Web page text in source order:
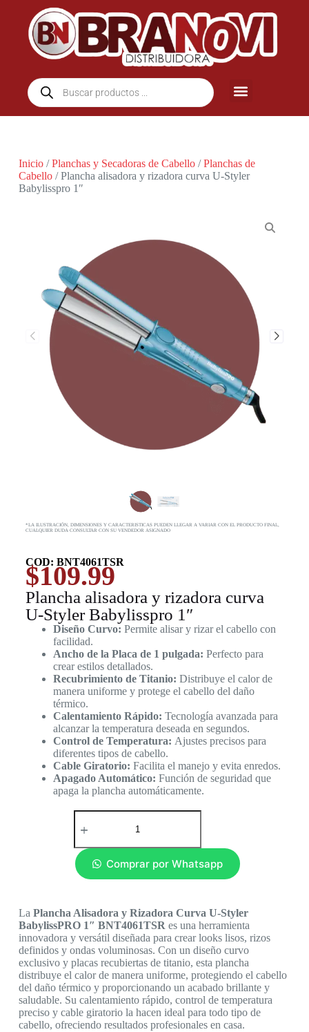
Inicio/Planchas y Secadoras de Cabello/Planchas de
Cabello/ Plancha alisadora y rizadora curva U-Styler
Babylisspro 1″
*LA ILUSTRACIÓN, DIMENSIONES Y CARACTERISTICAS PUEDEN LLEGAR A VARIAR CON EL PRODUCTO FINAL,
CUALQUIER DUDA CONSULTAR CON SU VENDEDOR ASIGNADO
COD: BNT4061TSR
$109.99
Plancha alisadora y rizadora curva
U-Styler Babylisspro 1″
Diseño Curvo: Permite alisar y rizar el cabello con
facilidad.
Ancho de la Placa de 1 pulgada: Perfecto para
crear estilos detallados.
Recubrimiento de Titanio: Distribuye el calor de
manera uniforme y protege el cabello del daño
térmico.
Calentamiento Rápido: Tecnología avanzada para
alcanzar la temperatura deseada en segundos.
Control de Temperatura: Ajustes precisos para
diferentes tipos de cabello.
Cable Giratorio: Facilita el manejo y evita enredos.
Apagado Automático: Función de seguridad que
apaga la plancha automáticamente.
Comprar por Whatsapp
La Plancha Alisadora y Rizadora Curva U-Styler
BabylissPRO 1″ BNT4061TSR es una herramienta
innovadora y versátil diseñada para crear looks lisos, rizos
definidos y ondas voluminosas. Con un diseño curvo
exclusivo y placas recubiertas de titanio, esta plancha
distribuye el calor de manera uniforme, protegiendo el cabello
del daño térmico y proporcionando un acabado brillante y
saludable. Su calentamiento rápido, control de temperatura
preciso y cable giratorio la hacen ideal para todo tipo de
cabello, ofreciendo resultados profesionales en casa.